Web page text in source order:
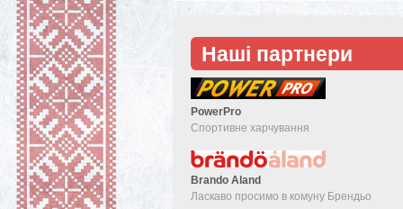
Наші партнери
PowerPro
Спортивне харчування
Brando Aland
Ласкаво просимо в комуну Брендьо